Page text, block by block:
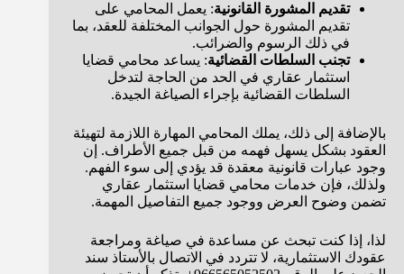
تقديم المشورة القانونية: يعمل المحامي على
تقديم المشورة حول الجوانب المختلفة للعقد، بما
في ذلك الرسوم والضرائب.
تجنب السلطات القضائية: يساعد محامي قضايا
استثمار عقاري في الحد من الحاجة لتدخل
السلطات القضائية بإجراء الصياغة الجيدة.
بالإضافة إلى ذلك، يملك المحامي المهارة اللازمة لتهيئة
العقود بشكل يسهل فهمه من قبل جميع الأطراف. إن
وجود عبارات قانونية معقدة قد يؤدي إلى سوء الفهم.
ولذلك، فإن خدمات محامي قضايا استثمار عقاري
تضمن وضوح العرض ووجود جميع التفاصيل المهمة.
لذا، إذا كنت تبحث عن مساعدة في صياغة ومراجعة
عقودك الاستثمارية، لا تتردد في الاتصال بالأستاذ سند